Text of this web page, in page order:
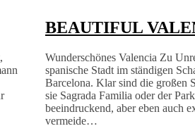
BEAUTIFUL
Wunderschönes Valencia Zu
spanische Stadt im ständigen
Barcelona. Klar sind die großen
sie Sagrada Familia oder der
beeindruckend, aber eben auch
vermeide…